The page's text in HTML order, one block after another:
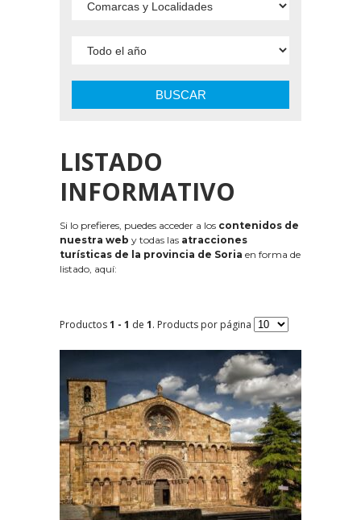
BUSCAR
LISTADO
INFORMATIVO
Si lo prefieres, puedes acceder a los contenidos de
nuestra web y todas las atracciones
turísticas de la provincia de Soria en forma de
listado, aquí:
Productos1 - 1 de 1. Products por página